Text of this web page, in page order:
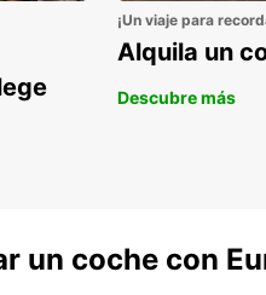
¡Un viaje para
Alquila un
Descubre más
un coche con